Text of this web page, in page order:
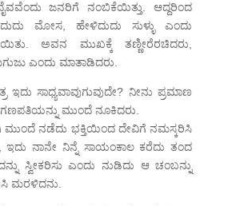
ಜನರಿಗೆ ನಂಬಿಕೆಯಿತ್ತು. ಆದ್ದರಿಂದ
ಮೋಸ, ಹೇಳಿದುದು ಸುಳ್ಳು ಎಂದು
ಅವನ ಮುಖಕ್ಕೆ ತಣ್ಣೀರೆರಚಿದರು,
ಎಂದು ಮಾತಾಡಿದರು.
ಇದು ಸಾಧ್ಯವಾವುಗುವುದೇ? ನೀನು ಪ್ರಮಾಣ
ಮುಂದೆ ನೂಕಿದರು.
ಮುಂದೆ ನಡೆದು ಭಕ್ತಿಯಿಂದ ದೇವಿಗೆ ನಮಸ್ಕರಿಸಿ
ನಾನೇ ನಿನ್ನೆ ಸಾಯಂಕಾಲ ಕರೆದು ತಂದ
ಸ್ವೀಕರಿಸು ಎಂದು ನುಡಿದು ಆ ಚಂಬನ್ನು
ಮರಳಿದನು.